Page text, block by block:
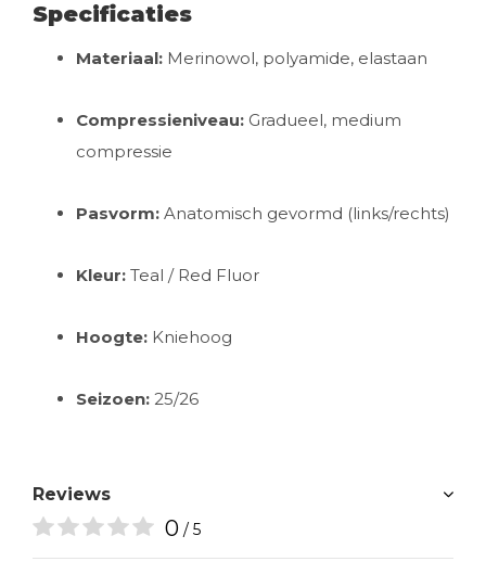
Specificaties
Materiaal: Merinowol, polyamide, elastaan
Compressieniveau: Gradueel, medium
compressie
Pasvorm: Anatomisch gevormd (links/rechts)
Kleur: Teal / Red Fluor
Hoogte: Kniehoog
Seizoen: 25/26
Reviews
0 / 5